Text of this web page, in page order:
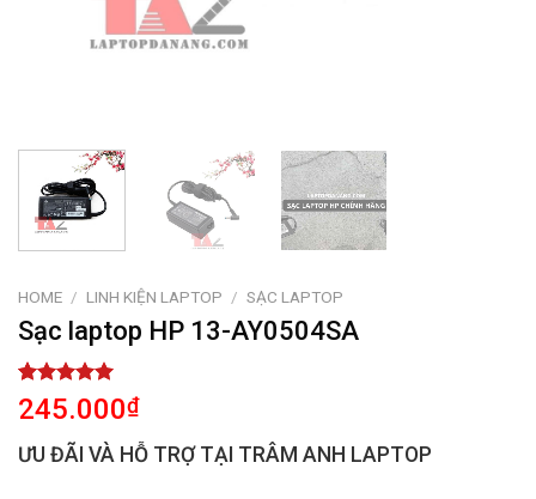
HOME / LINH KIỆN LAPTOP / SẠC LAPTOP
Sạc laptop HP 13-AY0504SA
Rated 5.00
out of 5
based on
2
customer
245.000₫
ƯU ĐÃI VÀ HỖ TRỢ TẠI TRÂM ANH LAPTOP